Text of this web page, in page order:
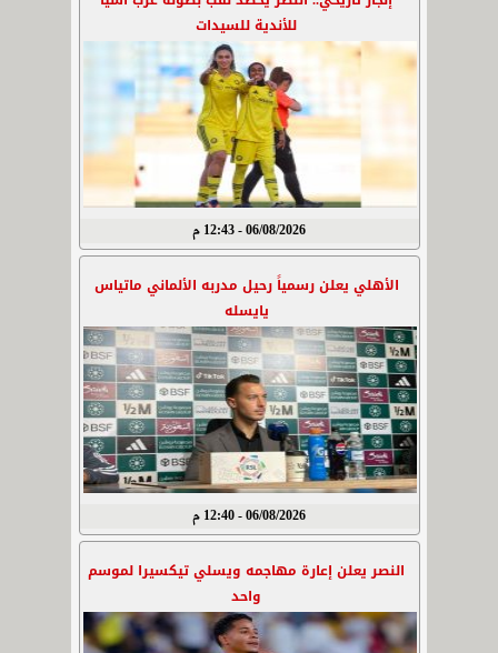
للأندية للسيدات
06/08/2026 - 12:43 م
الأهلي يعلن رسمياً رحيل مدربه الألماني ماتياس
يايسله
06/08/2026 - 12:40 م
النصر يعلن إعارة مهاجمه ويسلي تيكسيرا لموسم
واحد